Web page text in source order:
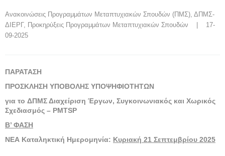
Ανακοινώσεις Προγραμμάτων Μεταπτυχιακών Σπουδών (ΠΜΣ), ΔΠΜΣ-
ΔΙΕΡΓ, Προκηρύξεις Προγραμμάτων Μεταπτυχιακών Σπουδών
    |    17-
09-2025
ΠΑΡΑΤΑΣΗ
ΠΡΟΣΚΛΗΣΗ ΥΠΟΒΟΛΗΣ ΥΠΟΨΗΦΙΟΤΗΤΩΝ
για το ΔΠΜΣ Διαχείριση Έργων, Συγκοινωνιακός και Χωρικός
Σχεδιασμός – PMTSP
Β’ ΦΑΣΗ
ΝΕΑ Καταληκτική Ημερομηνία: Κυριακή 21 Σεπτεμβρίου 2025